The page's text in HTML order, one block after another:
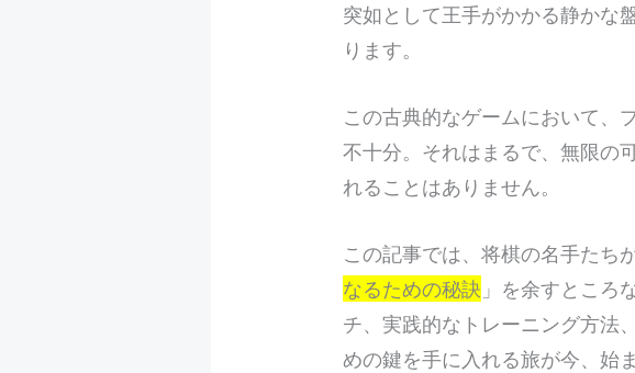
突如として王手がかかる静かな
ります。
この古典的なゲームにおいて、
不十分。それはまるで、無限の
れることはありません。
この記事では、将棋の名手たち
なるための秘訣 」を余すところ
チ、実践的なトレーニング方法
めの鍵を手に入れる旅が今、始